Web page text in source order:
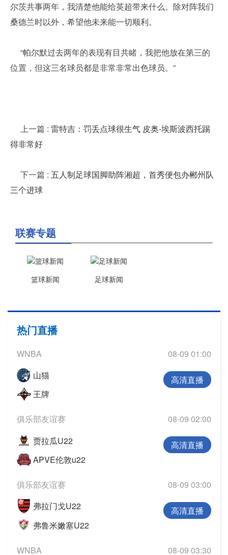
尔茨共事两年，我清楚他能给英超带来什么。除对阵我们
桑德兰时以外，希望他未来能一切顺利。
“帕尔默过去两年的表现有目共睹，我把他放在第三的
位置，但这三名球员都是非常非常出色球员。”
上一篇 : 雷特吉：罚丢点球很生气 皮奥-埃斯波西托踢
得非常好
下一篇 : 五人制足球国脚助阵湘超，首秀便包办郴州队
三个进球
联赛专题
篮球新闻 足球新闻
热门直播
WNBA
08-09 01:00
山猫
王牌
高清直播
俱乐部友谊赛
08-09 02:00
贾拉瓜U22
APVE伦敦u22
高清直播
俱乐部友谊赛
08-09 03:00
弗拉门戈U22
弗鲁米嫩塞U22
高清直播
WNBA 08-09 03:30